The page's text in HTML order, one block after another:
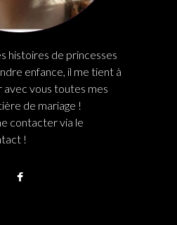
histoires de princesses
enfance, il me tient à
vous toutes mes
de mariage !
contacter via le
!